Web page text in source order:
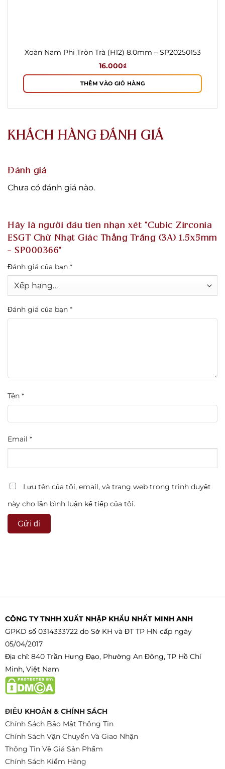
Xoàn Nam Phi Tròn Trà (H12) 8.0mm – SP20250153
16.000₫
THÊM VÀO GIỎ HÀNG
KHÁCH HÀNG ĐÁNH GIÁ
Đánh giá
Chưa có đánh giá nào.
Hãy là người đầu tiên nhận xét “Cubic Zirconia
ESGT Chữ Nhật Giác Thẳng Trắng (3A) 1.5x5mm
– SP000366”
Đánh giá của bạn *
Đánh giá của bạn *
Tên *
Email *
Lưu tên của tôi, email, và trang web trong trình duyệt
này cho lần bình luận kế tiếp của tôi.
CÔNG TY TNHH XUẤT NHẬP KHẨU NHẤT MINH ANH
GPKD số 0314333722 do Sở KH và ĐT TP HN cấp ngày
05/04/2017
Địa chỉ: 840 Trần Hưng Đạo, Phường An Đông, TP Hồ Chí
Minh, Việt Nam
ĐIỀU KHOẢN & CHÍNH SÁCH
Chính Sách Bảo Mật Thông Tin
Chính Sách Vận Chuyển Và Giao Nhận
Thông Tin Về Giá Sản Phẩm
Chính Sách Kiểm Hàng